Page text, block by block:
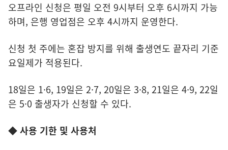
오프라인 신청은 평일 오전 9시부터 오후 6시까지 가능
하며, 은행 영업점은 오후 4시까지 운영한다.
신청 첫 주에는 혼잡 방지를 위해 출생연도 끝자리 기준
요일제가 적용된다.
18일은 1·6, 19일은 2·7, 20일은 3·8, 21일은 4·9, 22일
은 5·0 출생자가 신청할 수 있다.
◆ 사용 기한 및 사용처